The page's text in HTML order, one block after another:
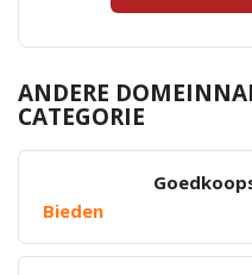
ANDERE
CATEGORIE
Bieden